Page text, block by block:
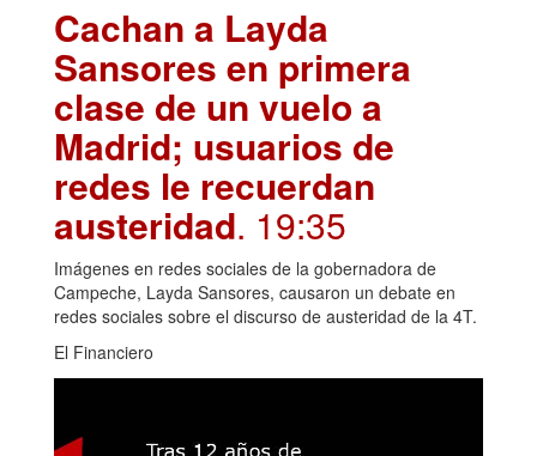
Cachan a Layda
Sansores en primera
clase de un vuelo a
Madrid; usuarios de
redes le recuerdan
austeridad. 19:35
Imágenes en redes sociales de la gobernadora de
Campeche, Layda Sansores, causaron un debate en
redes sociales sobre el discurso de austeridad de la 4T.
El Financiero